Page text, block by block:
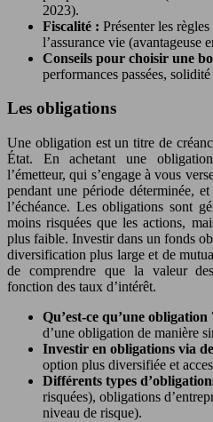
2023).
Fiscalité : Présenter les
l’assurance vie (avantageuse
Conseils pour choisir une
performances passées,
Les obligations
Une obligation est un titre de
État. En achetant une
l’émetteur, qui s’engage à vous
pendant une période déterminée,
l’échéance. Les obligations sont
moins risquées que les actions,
plus faible. Investir dans un fonds
diversification plus large et de
de comprendre que la valeur
fonction des taux d’intérêt.
Qu’est-ce qu’une obligation
d’une obligation de manière
Investir en obligations via
option plus diversifiée et
Différents types
risquées), obligations
niveau de risque).